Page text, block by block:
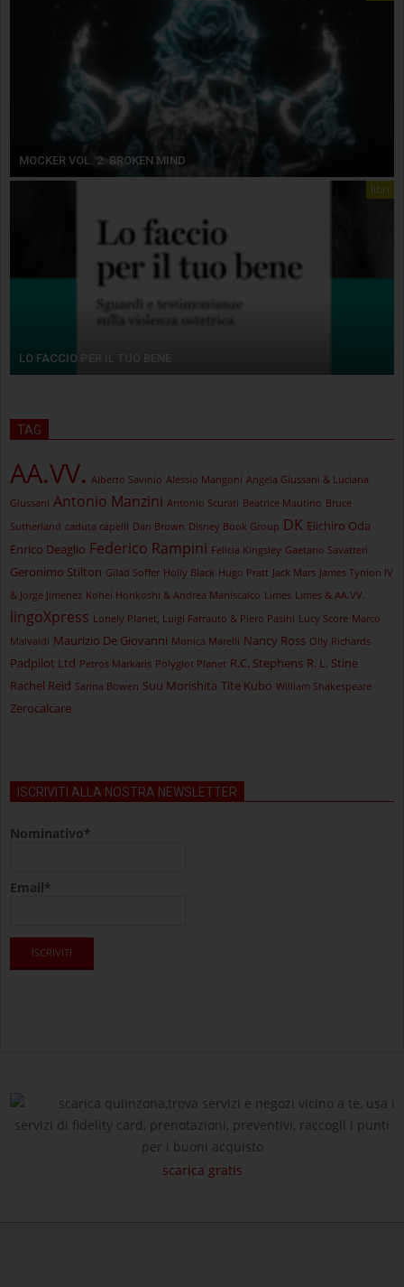
MOCKER VOL. 2. BROKEN MIND
libri
LO FACCIO PER IL TUO BENE
TAG
AA.VV. Alberto Savinio Alessio Mangoni Angela Giussani & Luciana
Giussani Antonio Manzini Antonio Scurati Beatrice Mautino Bruce
Sutherland caduta capelli Dan Brown Disney Book Group DK Eiichiro Oda
Enrico Deaglio Federico Rampini Felicia Kingsley Gaetano Savatteri
Geronimo Stilton Gilad Soffer Holly Black Hugo Pratt Jack Mars James Tynion IV
& Jorge Jimenez Kohei Horikoshi & Andrea Maniscalco Limes Limes & AA.VV.
lingoXpress Lonely Planet, Luigi Farrauto & Piero Pasini Lucy Score Marco
Malvaldi Maurizio De Giovanni Monica Marelli Nancy Ross Olly Richards
Padpilot Ltd Petros Markaris Polyglot Planet R.C. Stephens R. L. Stine
Rachel Reid Sarina Bowen Suu Morishita Tite Kubo William Shakespeare
Zerocalcare
ISCRIVITI ALLA NOSTRA NEWSLETTER
Nominativo*
Email*
scarica quiinzona,trova servizi e negozi vicino a te, usa i
servizi di fidelity card, prenotazioni, preventivi, raccogli i punti
per i buoni acquisto
scarica gratis